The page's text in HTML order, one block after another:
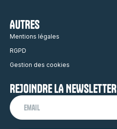
AUTRES
Mentions légales
RGPD
Gestion des cookies
REJOINDRE LA NEWSLETTER